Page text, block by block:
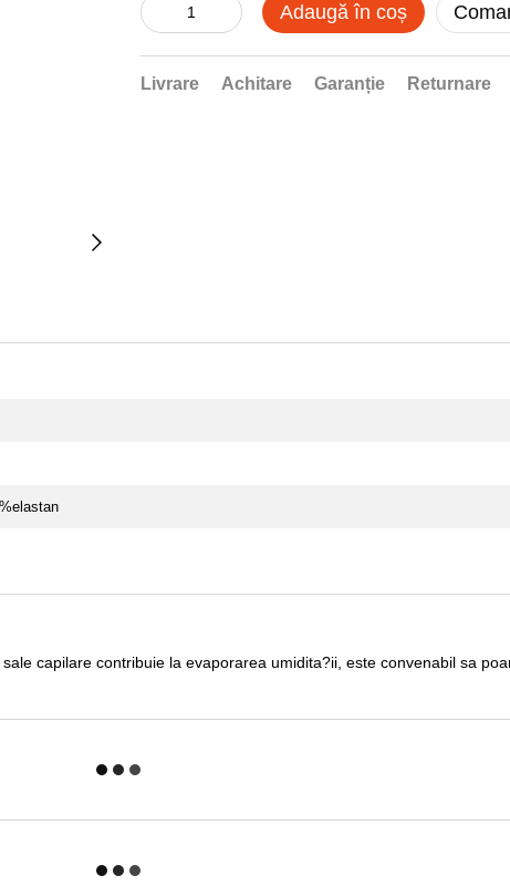
Adaugă în coș
Livrare Achitare Garanție Returnare
capilare contribuie la evaporarea umidita?ii, este convenabil sa